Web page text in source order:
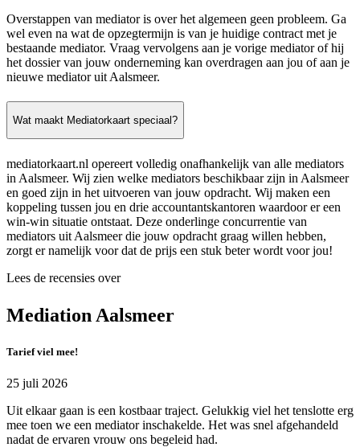
Overstappen van mediator is over het algemeen geen probleem. Ga
wel even na wat de opzegtermijn is van je huidige contract met je
bestaande mediator. Vraag vervolgens aan je vorige mediator of hij
het dossier van jouw onderneming kan overdragen aan jou of aan je
nieuwe mediator uit Aalsmeer.
Wat maakt Mediatorkaart speciaal?
mediatorkaart.nl opereert volledig onafhankelijk van alle mediators
in Aalsmeer. Wij zien welke mediators beschikbaar zijn in Aalsmeer
en goed zijn in het uitvoeren van jouw opdracht. Wij maken een
koppeling tussen jou en drie accountantskantoren waardoor er een
win-win situatie ontstaat. Deze onderlinge concurrentie van
mediators uit Aalsmeer die jouw opdracht graag willen hebben,
zorgt er namelijk voor dat de prijs een stuk beter wordt voor jou!
Lees de recensies over
Mediation Aalsmeer
Tarief viel mee!
25 juli 2026
Uit elkaar gaan is een kostbaar traject. Gelukkig viel het tenslotte erg
mee toen we een mediator inschakelde. Het was snel afgehandeld
nadat de ervaren vrouw ons begeleid had.